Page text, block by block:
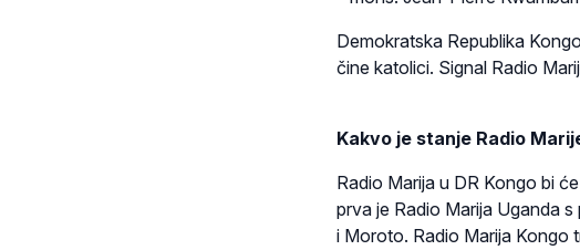
Demokratska Republika
čine katolici. Signal Radio
Kakvo je stanje Radio
Radio Marija u DR Kongo bi
prva je Radio Marija Uganda
i Moroto. Radio Marija Kongo